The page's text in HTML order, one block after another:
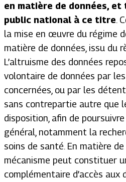
en matière de données,
public national à ce titre.
la mise en œuvre du régime
matière de données, issu du
L’altruisme des données
volontaire de données par
concernées, ou par les
sans contrepartie autre que
disposition, afin de
général, notamment la
soins de santé. En matière
mécanisme peut constituer
complémentaire d’accès aux